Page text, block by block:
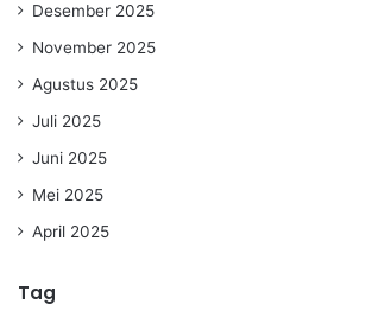
Desember 2025
November 2025
Agustus 2025
Juli 2025
Juni 2025
Mei 2025
April 2025
Tag